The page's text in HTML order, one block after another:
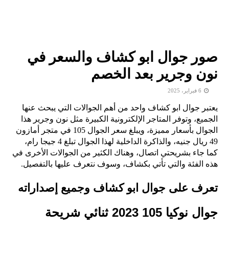
صور جوال ابو كشاف والسعر في
نون وجرير بعد الخصم
6 فبراير، 2025
يعتبر جوال ابو كشاف واحد من أهم الجوالات التي يبحث عنها
الجميع، وتوفر المتاجر الإلكترونية الكبيرة مثل نون وجرير هذا
الجوال بأسعار مميزة، ويبلغ سعر الجوال 105 في متجر أمازون
49 ريال جنيه، والذاكرة الداخلية لهذا الجوال تبلغ 4 جيجا رام،
كما جاء بشريحتي اتصال، وهناك الكثير من الجوالات الأخرى في
هذه الفئة والتي تأتي بكشاف، وسوف نتعرف عليها بالتفصيل.
تعرف على جوال ابو كشاف وجميع إصداراته
جوال نوكيا 105 2023 ثنائي شريحة